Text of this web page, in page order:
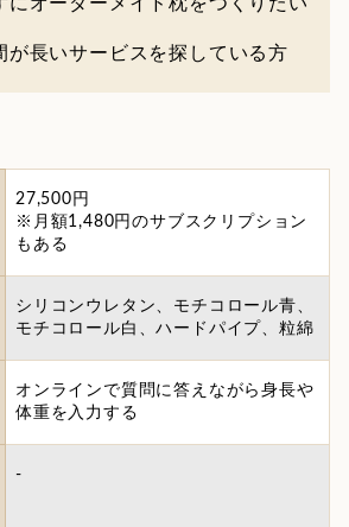
が長いサービスを探している方
27,500円
※月額1,480円のサブスクリプション
もある
シリコンウレタン、モチコロール青、
モチコロール白、ハードパイプ、粒綿
オンラインで質問に答えながら身長や
体重を入力する
-